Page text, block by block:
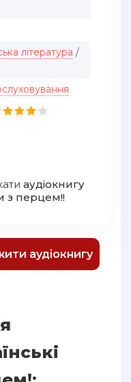
література /
аудіокнигу
з перцем!!
аудіокнигу